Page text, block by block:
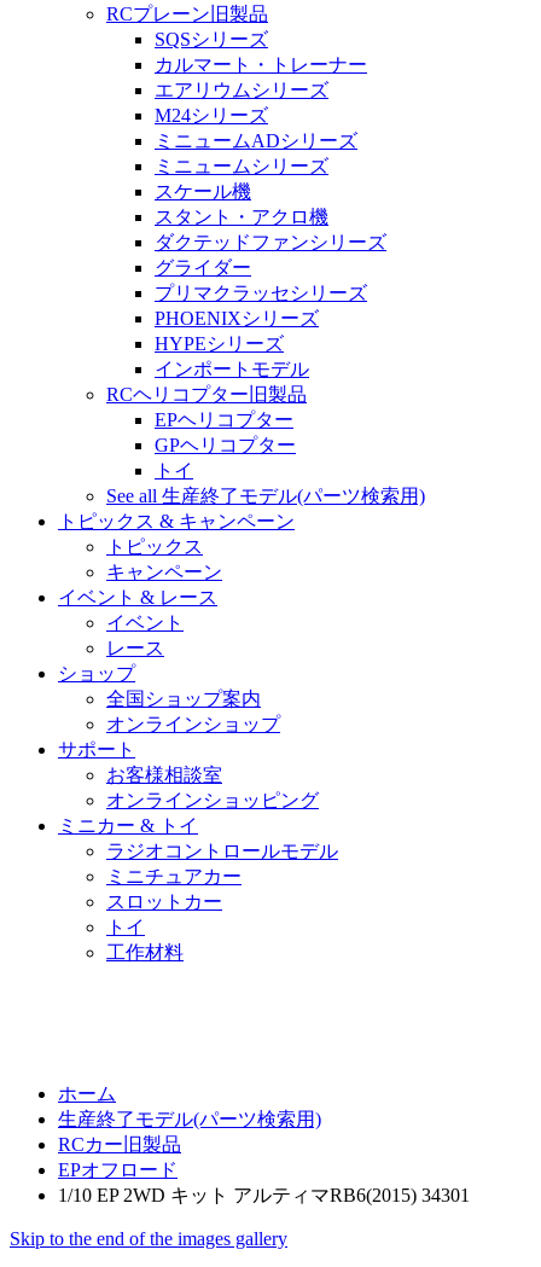
RCプレーン旧製品
SQSシリーズ
カルマート・トレーナー
エアリウムシリーズ
M24シリーズ
ミニュームADシリーズ
ミニュームシリーズ
スケール機
スタント・アクロ機
ダクテッドファンシリーズ
グライダー
プリマクラッセシリーズ
PHOENIXシリーズ
HYPEシリーズ
インポートモデル
RCヘリコプター旧製品
EPヘリコプター
GPヘリコプター
トイ
See all 生産終了モデル(パーツ検索用)
トピックス & キャンペーン
トピックス
キャンペーン
イベント & レース
イベント
レース
ショップ
全国ショップ案内
オンラインショップ
サポート
お客様相談室
オンラインショッピング
ミニカー & トイ
ラジオコントロールモデル
ミニチュアカー
スロットカー
トイ
工作材料
ホーム
生産終了モデル(パーツ検索用)
RCカー旧製品
EPオフロード
1/10 EP 2WD キット アルティマRB6(2015) 34301
Skip to the end of the images gallery